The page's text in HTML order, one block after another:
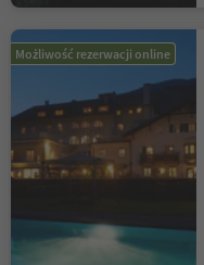
Możliwość rezerwacji online